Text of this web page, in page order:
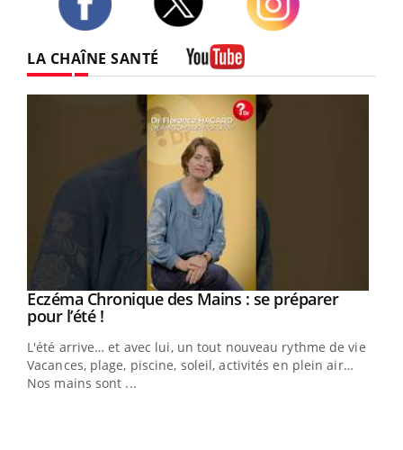
LA CHAÎNE SANTÉ
Youtube
Eczéma Chronique des Mains : se préparer
pour l’été !Youtube
L'été arrive… et avec lui, un tout nouveau rythme de vie !
Vacances, plage, piscine, soleil, activités en plein air…
Nos mains sont ...